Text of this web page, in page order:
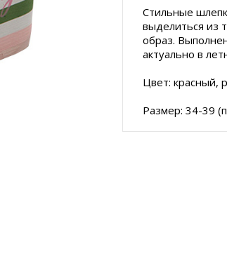
Стильные
выделиться из
образ.
актуально в
Цвет: красный,
Размер: 34-39